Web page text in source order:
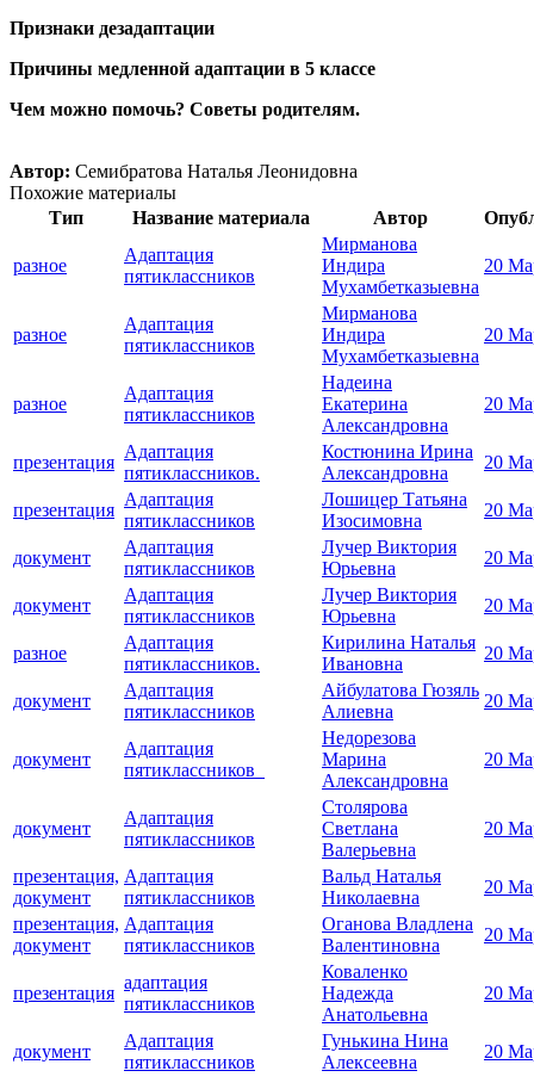
Признаки дезадаптации
Причины медленной адаптации в 5 классе
Чем можно помочь? Советы родителям.
Автор: Семибратова Наталья Леонидовна
Похожие материалы
Тип
Название материала Автор
разное
Адаптация
пятиклассников
Мирманова
Индира
Мухамбетказыевна
20
разное
Адаптация
пятиклассников
Мирманова
Индира
Мухамбетказыевна
20
разное
Адаптация
пятиклассников
Надеина
Екатерина
Александровна
20
презентация
Адаптация
пятиклассников.
Костюнина Ирина
Александровна
20
презентация
Адаптация
пятиклассников
Лошицер Татьяна
Изосимовна
20
документ
Адаптация
пятиклассников
Лучер Виктория
Юрьевна
20
документ
Адаптация
пятиклассников
Лучер Виктория
Юрьевна
20
разное
Адаптация
пятиклассников.
Кирилина Наталья
Ивановна
20
документ
Адаптация
пятиклассников
Айбулатова Гюзяль
Алиевна
20
документ
Адаптация
пятиклассников
Недорезова
Марина
Александровна
20
документ
Адаптация
пятиклассников
Столярова
Светлана
Валерьевна
20
презентация,
документ
Адаптация
пятиклассников
Вальд Наталья
Николаевна
20
презентация,
документ
Адаптация
пятиклассников
Оганова Владлена
Валентиновна
20
презентация
адаптация
пятиклассников
Коваленко
Надежда
Анатольевна
20
документ
Адаптация
пятиклассников
Гунькина Нина
Алексеевна
20